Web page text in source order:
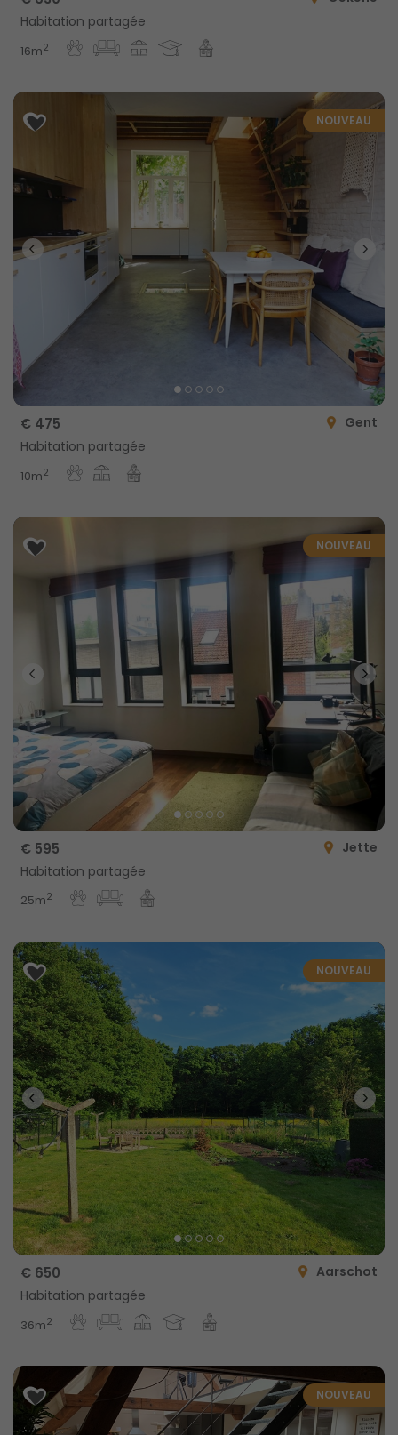
Habitation partagée
16m2
NOUVEAU
€ 475
Gent
Habitation partagée
10m2
NOUVEAU
€ 595
Jette
Habitation partagée
25m2
NOUVEAU
€ 650
Aarschot
Habitation partagée
36m2
NOUVEAU